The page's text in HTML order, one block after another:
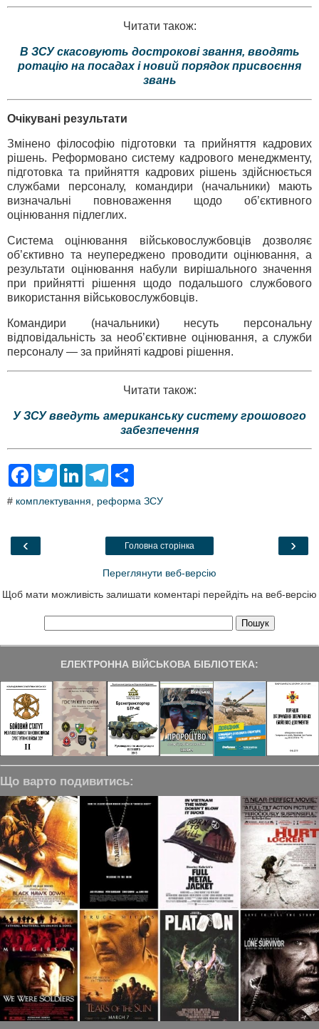
Читати також:
В ЗСУ скасовують дострокові звання, вводять
ротацію на посадах і новий порядок присвоєння
звань
Очікувані результати
Змінено філософію підготовки та прийняття кадрових
рішень. Реформовано систему кадрового менеджменту,
підготовка та прийняття кадрових рішень здійснюється
службами персоналу, командири (начальники) мають
визначальні повноваження щодо об’єктивного
оцінювання підлеглих.
Система оцінювання військовослужбовців дозволяє
об’єктивно та неупереджено проводити оцінювання, а
результати оцінювання набули вирішального значення
при прийнятті рішення щодо подальшого службового
використання військовослужбовців.
Командири (начальники) несуть персональну
відповідальність за необ’єктивне оцінювання, а служби
персоналу — за прийняті кадрові рішення.
Читати також:
У ЗСУ введуть американську систему грошового
забезпечення
F
e
o
T
t
L
k
T
e
a
r
# комплектування, реформа ЗСУ
‹ ›
Головна сторінка
Переглянути веб-версію
Щоб мати можливість залишати коментарі перейдіть на веб-версію
ЕЛЕКТРОННА ВІЙСЬКОВА БІБЛІОТЕКА:
Що варто подивитись: